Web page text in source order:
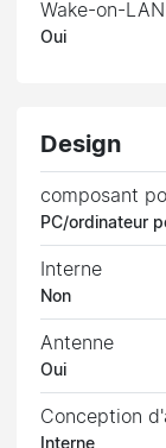
Wake-on-
Oui
Design
composant
PC/ordinateur
Interne
Non
Antenne
Oui
Conception